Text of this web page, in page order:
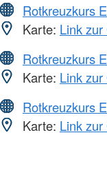
Rotkreuzkurs
Karte: Link
Rotkreuzkurs
Karte: Link
Rotkreuzkurs
Karte: Link